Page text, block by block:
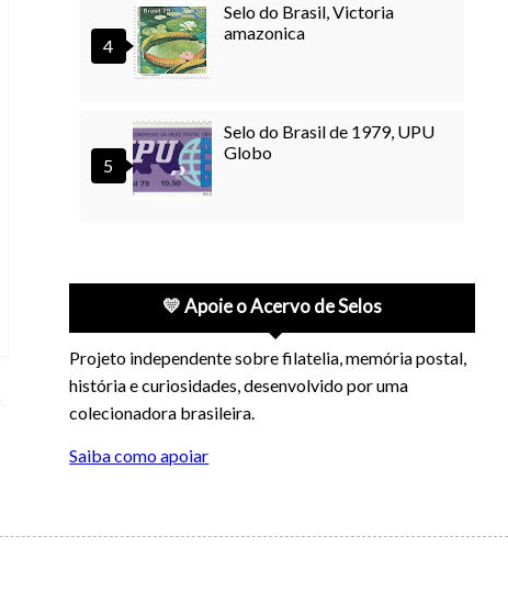
Selo do Brasil, Victoria
amazonica
Selo do Brasil de 1979, UPU
Globo
💛 Apoie o Acervo de Selos
Projeto independente sobre filatelia, memória postal,
história e curiosidades, desenvolvido por uma
colecionadora brasileira.
Saiba como apoiar